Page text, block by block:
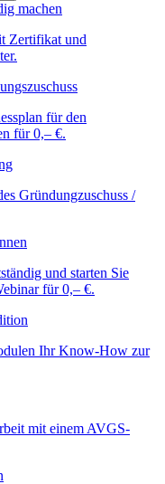
machen
Zertifikat und
für den
für 0,– €.
Gründungzuschuss /
und starten Sie
für 0,– €.
Ihr Know-How zur
mit einem AVGS-